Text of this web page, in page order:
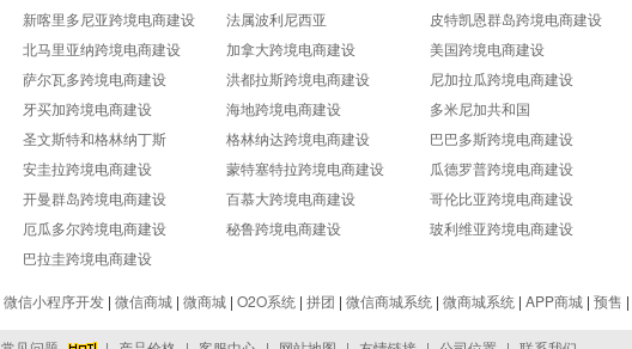
新喀里多尼亚跨境电商建设 法属波利尼西亚 皮特凯恩群岛跨境电商建设
北马里亚纳跨境电商建设 加拿大跨境电商建设 美国跨境电商建设
萨尔瓦多跨境电商建设 洪都拉斯跨境电商建设 尼加拉瓜跨境电商建设
牙买加跨境电商建设 海地跨境电商建设 多米尼加共和国
圣文斯特和格林纳丁斯 格林纳达跨境电商建设 巴巴多斯跨境电商建设
安圭拉跨境电商建设 蒙特塞特拉跨境电商建设 瓜德罗普跨境电商建设
开曼群岛跨境电商建设 百慕大跨境电商建设 哥伦比亚跨境电商建设
厄瓜多尔跨境电商建设 秘鲁跨境电商建设 玻利维亚跨境电商建设
巴拉圭跨境电商建设
微信小程序开发 | 微信商城 | 微商城 | O2O系统 | 拼团 | 微信商城系统 | 微商城系统 | APP商城 | 预售 |